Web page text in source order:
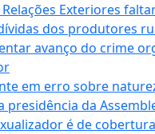
Exteriores
dos produtores
avanço do crime
em erro sobre
da
é de